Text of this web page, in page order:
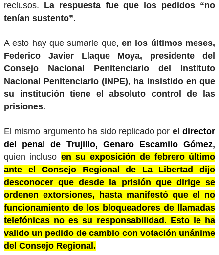
reclusos. La respuesta fue que los pedidos “no
tenían sustento”.
A esto hay que sumarle que, en los últimos meses,
Federico Javier Llaque Moya, presidente del
Consejo Nacional Penitenciario del Instituto
Nacional Penitenciario (INPE), ha insistido en que
su institución tiene el absoluto control de las
prisiones.
El mismo argumento ha sido replicado por el director
del penal de Trujillo, Genaro Escamilo Gómez,
quien incluso en su exposición de febrero último
ante el Consejo Regional de La Libertad dijo
desconocer que desde la prisión que dirige se
ordenen extorsiones, hasta manifestó que el no
funcionamiento de los bloqueadores de llamadas
telefónicas no es su responsabilidad. Esto le ha
valido un pedido de cambio con votación unánime
del Consejo Regional.